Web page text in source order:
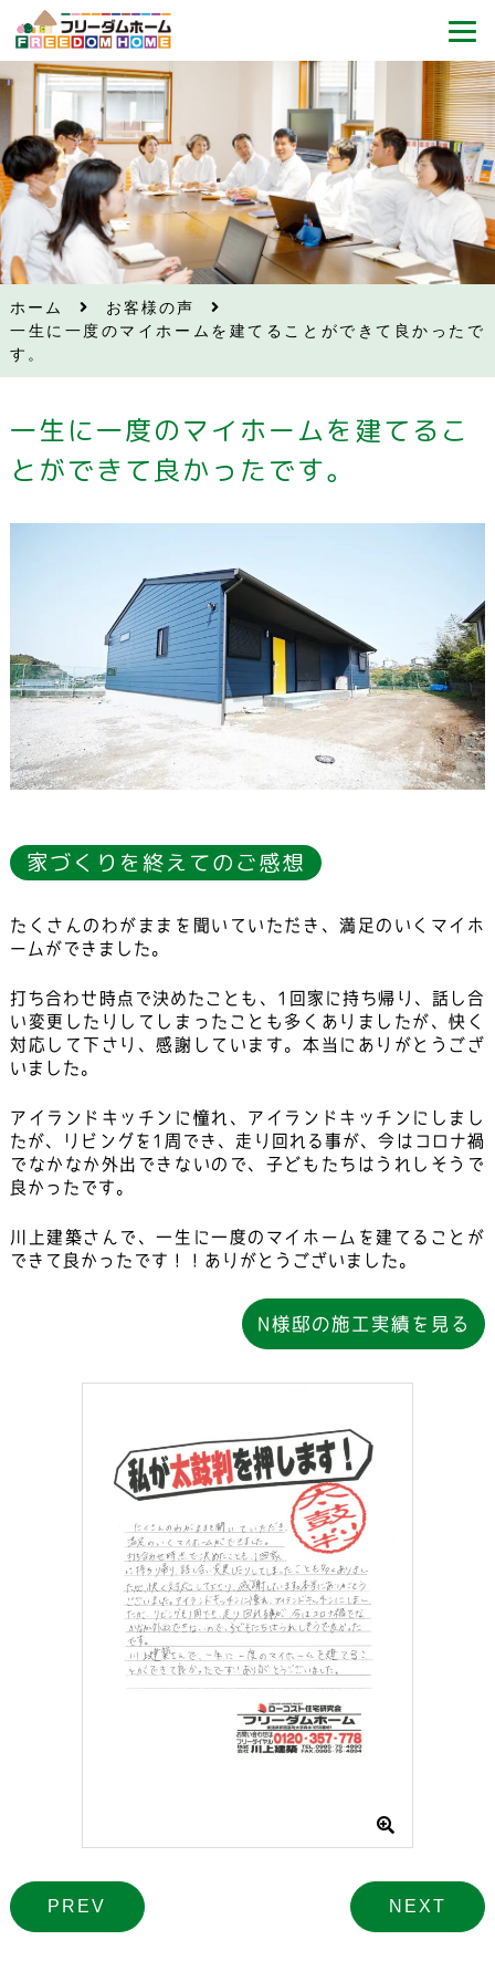
ホーム
お客様の声
一生に一度のマイホームを建てることができて良かったで
す。
一生に一度のマイホームを建てるこ
とができて良かったです。
家づくりを終えてのご感想
たくさんのわがままを聞いていただき、満足のいくマイホ
ームができました。
打ち合わせ時点で決めたことも、1回家に持ち帰り、話し合
い変更したりしてしまったことも多くありましたが、快く
対応して下さり、感謝しています。本当にありがとうござ
いました。
アイランドキッチンに憧れ、アイランドキッチンにしまし
たが、リビングを1周でき、走り回れる事が、今はコロナ禍
でなかなか外出できないので、子どもたちはうれしそうで
良かったです。
川上建築さんで、一生に一度のマイホームを建てることが
できて良かったです！！ありがとうございました。
N様邸の施工実績を見る
PREV NEXT